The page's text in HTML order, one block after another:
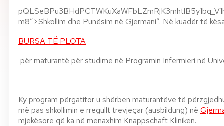
Lajme
Kontakti
GJUHA
UMS Staff
UMS Students
m8″>Shkollim dhe Punësim në Gjermani”. Në kuadër të
BURSA TË PLOTA
për maturantë për studime në Programin Infermieri në
Ky program përgatitor u shërben maturantëve të
më pas shkollimin e rregullt trevjeçar (ausbildung) në
mjekësore që ka në menaxhim Knappschaft Kliniken.